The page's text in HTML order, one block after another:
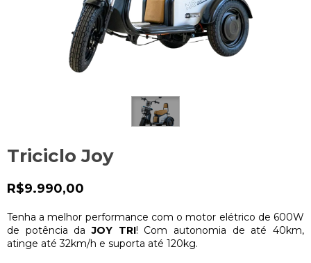
Triciclo Joy
R$9.990,00
Tenha a melhor performance com o motor elétrico de 600W
de potência daJOY TRI! Com autonomia de até 40km,
atinge até 32km/h e suporta até 120kg.